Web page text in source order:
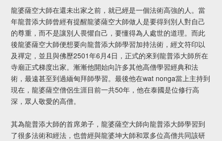
龍婆薩空大師在還未出家之前，就已經是一個法術高強的人。當
年龍普添大師曾經有提醒龍婆薩空大師做人是要得到別人對自己
的尊重，而不是讓別人畏懼自己，要懂得為人處世的道理。而此
後龍婆薩空大師便想要向龍普添大師學習加持法術，經文符印以
及禪定，並且與佛歷2501年6月4日，正式的來到龍普添大師所在
寺廟正式梯度出家。漸漸他開始向許多其他高僧學習經典和法
術，最遠甚至到過緬甸拜師學習。最後他在wat nonga當上主持到
現在，龍婆薩空僧侶生涯目前一共50年，他在泰國是位修行高
深，眾人敬愛的高僧。
其為龍普添大師的首席弟子，龍婆薩空大師向龍普添大師學習到
了很多法術和經法，也曾經與龍婆坤大師和眾多位高僧共同該研